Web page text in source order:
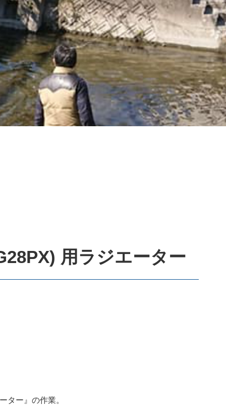
用ラジエーター
ター』の作業。